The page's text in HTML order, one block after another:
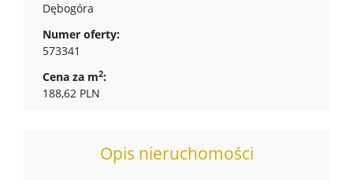
Dębogóra
Numer oferty:
573341
Cena za m2:
188,62 PLN
Opis nieruchomości